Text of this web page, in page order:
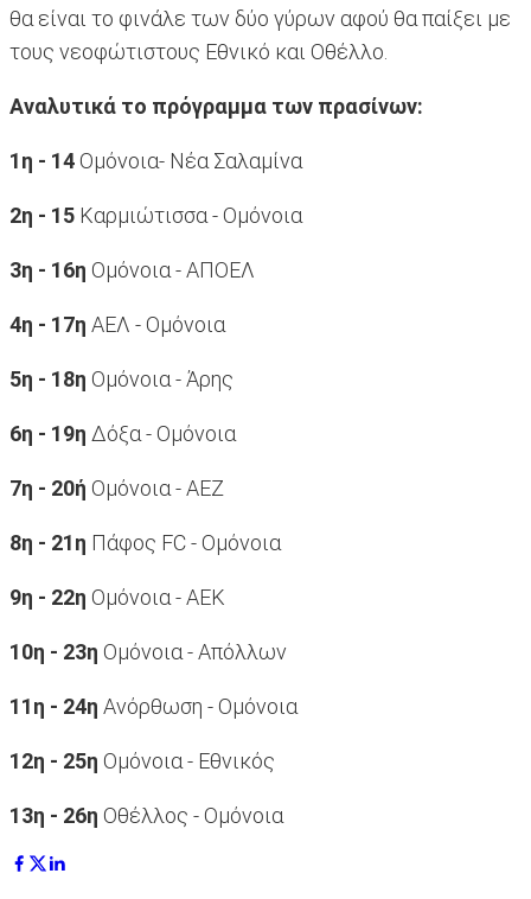
θα είναι το φινάλε των δύο γύρων αφού θα παίξει με
τους νεοφώτιστους Εθνικό και Οθέλλο.
Αναλυτικά το πρόγραμμα των πρασίνων:
1η - 14 Ομόνοια- Νέα Σαλαμίνα
2η - 15 Καρμιώτισσα - Ομόνοια
3η - 16η Ομόνοια - ΑΠΟΕΛ
4η - 17η ΑΕΛ - Ομόνοια
5η - 18η Ομόνοια - Άρης
6η - 19η Δόξα - Ομόνοια
7η - 20ή Ομόνοια - ΑΕΖ
8η - 21η Πάφος FC - Ομόνοια
9η - 22η Ομόνοια - ΑΕΚ
10η - 23η Ομόνοια - Απόλλων
11η - 24η Ανόρθωση - Ομόνοια
12η - 25η Ομόνοια - Εθνικός
13η - 26η Οθέλλος - Ομόνοια